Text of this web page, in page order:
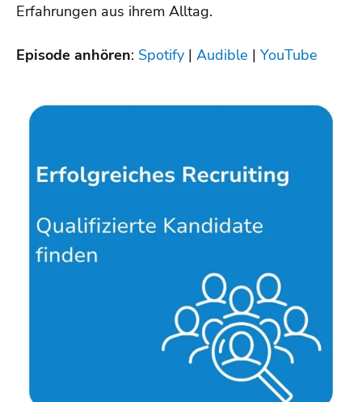
Erfahrungen aus ihrem Alltag.
Episode anhören: Spotify | Audible | YouTube